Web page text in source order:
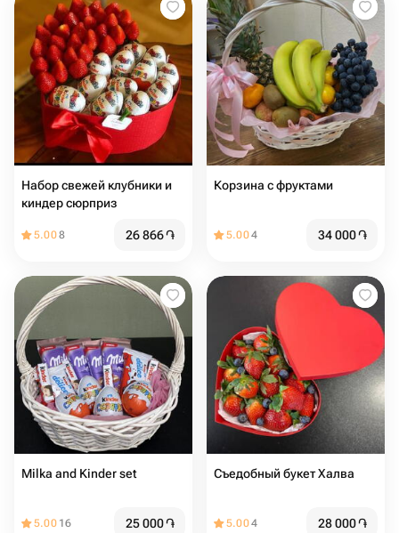
Набор свежей клубники и
киндер сюрприз
5.008 26 866֏
Корзина с фруктами
5.004 34 000֏
Milka and Kinder set
5.00 16 25 000֏
Съедобный букет Халва
5.004 28 000֏